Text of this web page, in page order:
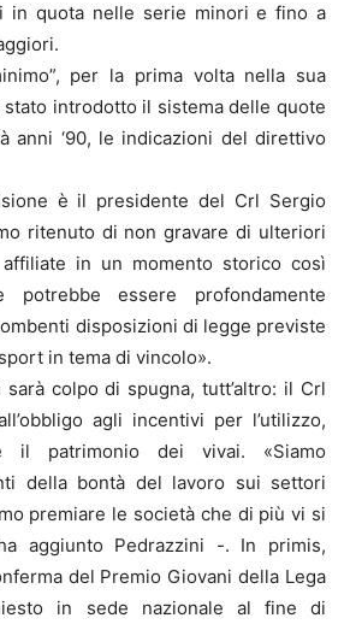
in quota nelle serie minori e fino a
per la prima volta nella sua
stato introdotto il sistema delle quote
anni ‘90, le indicazioni del direttivo
è il presidente del Crl Sergio
ritenuto di non gravare di ulteriori
in un momento storico così
potrebbe essere profondamente
disposizioni di legge previste
in tema di vincolo».
colpo di spugna, tutt’altro: il Crl
agli incentivi per l’utilizzo,
il patrimonio dei vivai. «Siamo
della bontà del lavoro sui settori
premiare le società che di più vi si
aggiunto Pedrazzini -. In primis,
del Premio Giovani della Lega
in sede nazionale al fine di